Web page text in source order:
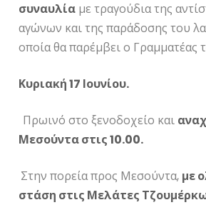
συναυλία με τραγούδια της
αγώνων και της παράδοσης του
οποία θα παρέμβει ο Γραμματέας
Κυριακή 17 Ιουνίου.
Πρωινό στο ξενοδοχείο και
Μεσούντα στις 10.00.
Στην πορεία προς Μεσούντα, με
στάση στις Μελάτες